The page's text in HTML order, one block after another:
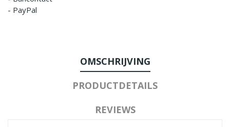
- PayPal
OMSCHRIJVING
PRODUCTDETAILS
REVIEWS